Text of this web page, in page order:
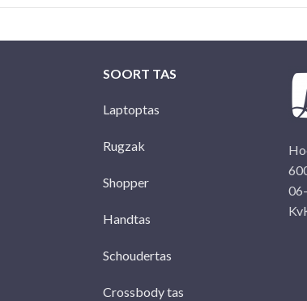
SOORT TAS
Laptoptas
Rugzak
Shopper
Handtas
Schoudertas
Crossbody tas